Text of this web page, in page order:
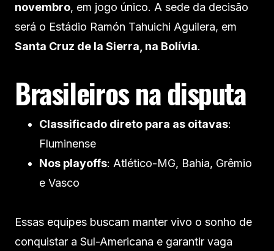
novembro, em jogo único. A sede da decisão
será o Estádio Ramón Tahuichi Aguilera, em
Santa Cruz de la Sierra, na Bolívia.
Brasileiros na disputa
Classificado direto para as oitavas:
Fluminense
Nos playoffs: Atlético-MG, Bahia, Grêmio
e Vasco
Essas equipes buscam manter vivo o sonho de
conquistar a Sul-Americana e garantir vaga